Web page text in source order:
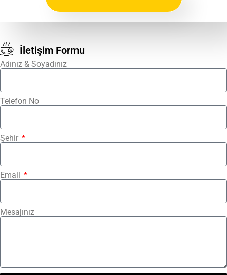
İletişim Formu
Adınız & Soyadınız
Telefon No
Şehir
Email
Mesajınız